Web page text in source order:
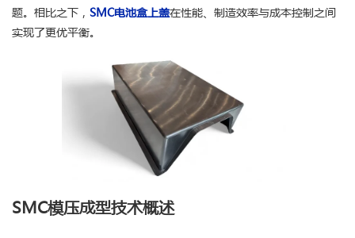
题。相比之下， SMC电池盒上盖在性能、制造效率与成本控制之间
实现了更优平衡。
SMC模压成型技术概述